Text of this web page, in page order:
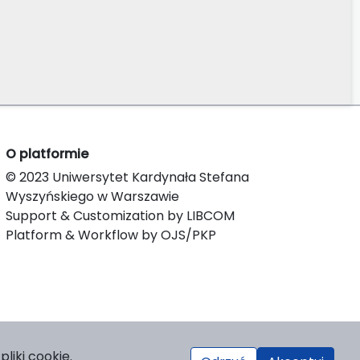
O platformie
© 2023 Uniwersytet Kardynała Stefana
Wyszyńskiego w Warszawie
Support & Customization by LIBCOM
Platform & Workflow by OJS/PKP